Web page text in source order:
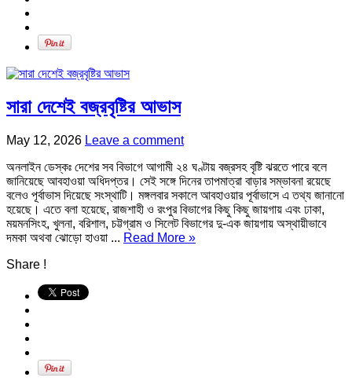
সারা দেশেই বজ্রবৃষ্টির আভাস
May 12, 2026 Leave a comment
অনলাইন ডেস্কঃ দেশের সব বিভাগে আগামী ২৪ ঘণ্টায় বজ্রসহ বৃষ্টি ঝরতে পারে বলে
জানিয়েছে আবহাওয়া অধিদপ্তর। সেই সঙ্গে দিনের তাপমাত্রা বাড়ার সম্ভাবনা রয়েছে
বলেও পূর্বাভাস দিয়েছে সংস্থাটি। মঙ্গলবার সকালে আবহাওয়ার পূর্বাভাসে এ তথ্য জানানো
হয়েছে। এতে বলা হয়েছে, রাজশাহী ও রংপুর বিভাগের কিছু কিছু জায়গায় এবং ঢাকা,
ময়মনসিংহ, খুলনা, বরিশাল, চট্টগ্রাম ও সিলেট বিভাগের দু-এক জায়গায় অস্থায়ীভাবে
দমকা অথবা ঝোড়ো হাওয়া ... Read More »
Share !